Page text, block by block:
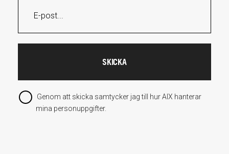
Genom att skicka samtycker jag till hur AIX hanterar
mina personuppgifter.